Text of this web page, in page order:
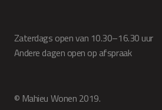
Zaterdags open van 10.30–16.30 uur
Andere dagen open op afspraak
© Mahieu Wonen 2019.